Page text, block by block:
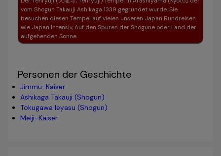
vom Shogun Takauji Ashikaga 1339 gegründet wurde. Sie
besuchen diesen Tempel auf vielen unseren Japan Rundreisen
wie Japan Intensiv, Auf den Spuren der Shogune oder Land der
aufgehenden Sonne.
Personen der Geschichte
Jimmu-Kaiser
Ashikaga Takauji (Shogun)
Tokugawa Ieyasu (Shogun)
Meiji-Kaiser